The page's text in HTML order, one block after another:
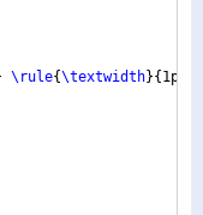
\rule{\textwidth}{ 1pt